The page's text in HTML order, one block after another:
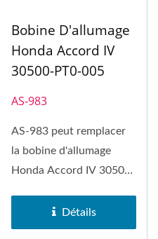
Bobine D'allumage
Honda Accord IV
30500-PT0-005
AS-983
AS-983 peut remplacer
la bobine d'allumage
Honda Accord IV 30500-
Détails